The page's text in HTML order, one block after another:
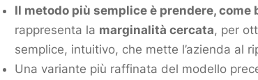
Il metodo più semplice è prendere,
rappresenta la marginalità cercata, per
semplice, intuitivo, che mette l’azienda al
Una variante più raffinata del modello